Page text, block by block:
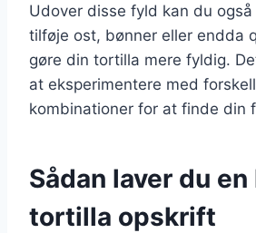
Udover disse fyld kan du
tilføje ost, bønner eller endda
gøre din tortilla mere fyldig.
at eksperimentere med
kombinationer for at finde din
Sådan laver du
tortilla opskrift